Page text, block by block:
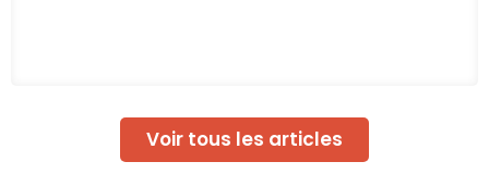
Voir tous les articles